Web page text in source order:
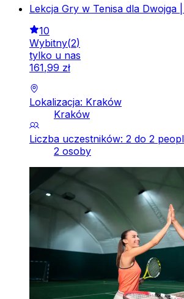
Lekcja Gry w Tenisa dla Dwojga
10
Wybitny(2)
tylko u nas
161,99 zł
Lokalizacja: Kraków
Kraków
Liczba uczestników: 2 do 2
2 osoby